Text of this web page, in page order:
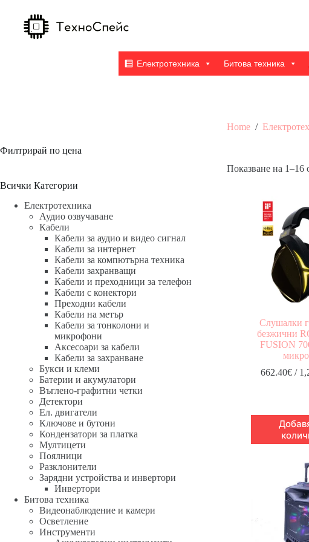
content
Електротехника Битова техника
Home /
Показване на 1–16
Слушалки
безжични
FUSION
662.40€ /
Филтрирай по цена
Всички Категории
Електротехника
Аудио озвучаване
Кабели
Кабели за аудио и видео сигнал
Кабели за интернет
Кабели за компютърна техника
Кабели захранващи
Кабели и преходници за телефон
Кабели с конектори
Преходни кабели
Кабели на метър
Кабели за тонколони и
микрофони
Аксесоари за кабели
Кабели за захранване
Букси и клеми
Батерии и акумулатори
Въглено-графитни четки
Детектори
Ел. двигатели
Ключове и бутони
Кондензатори за платка
Мултицети
Поялници
Разклонители
Зарядни устройства и инвертори
Инвертори
Битова техника
Видеонаблюдение и камери
Осветление
Инструменти